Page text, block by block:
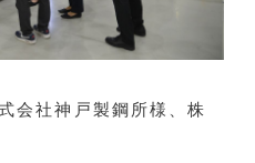
会社神戸製鋼所様、株